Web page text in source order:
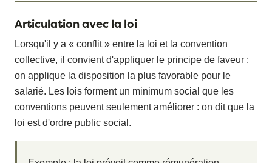
Articulation avec la loi
Lorsqu'il y a « conflit » entre la loi et la convention
collective, il convient d'appliquer le principe de faveur :
on applique la disposition la plus favorable pour le
salarié. Les lois forment un minimum social que les
conventions peuvent seulement améliorer : on dit que la
loi est d'ordre public social.